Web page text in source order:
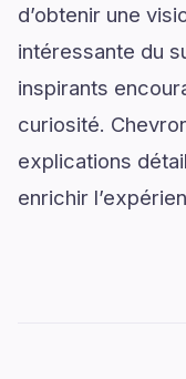
d’obtenir une
intéressante du
inspirants
curiosité.
explications
enrichir